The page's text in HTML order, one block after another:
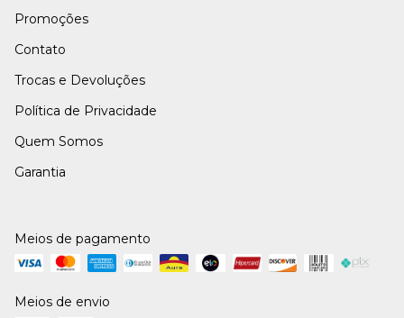
Promoções
Contato
Trocas e Devoluções
Política de Privacidade
Quem Somos
Garantia
Meios de pagamento
Meios de envio